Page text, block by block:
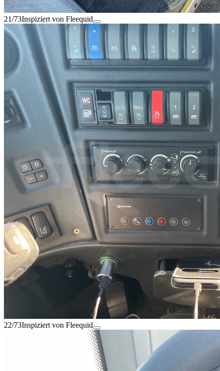
21/73Inspiziert von Fleequid
22/73Inspiziert von Fleequid